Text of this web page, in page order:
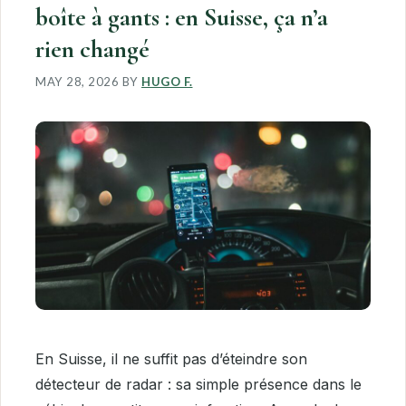
boîte à gants : en Suisse, ça n’a
rien changé
MAY 28, 2026 BY HUGO F.
En Suisse, il ne suffit pas d’éteindre son
détecteur de radar : sa simple présence dans le